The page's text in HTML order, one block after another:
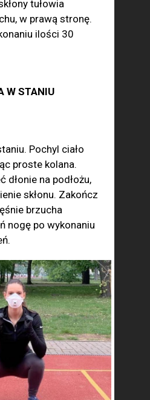
tułowia
w prawą stronę.
ilości 30
W STANIU
Pochyl ciało
proste kolana.
dłonie na podłożu,
skłonu. Zakończ
brzucha
nogę po wykonaniu